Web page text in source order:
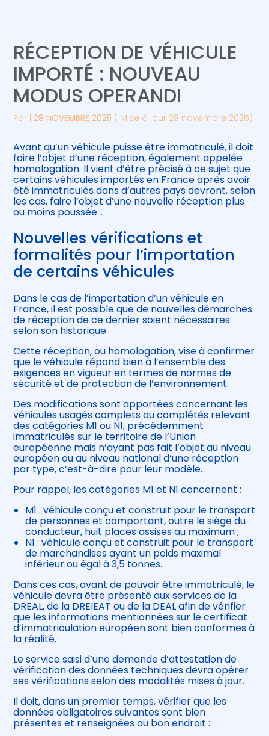
Gérer votre quotidien
Piloter votre entreprise
Développer votre entreprise
Construire votre patrimoine
Être prêt pour la facturation
électronique
Suivre votre comptabilité
Gérer vos ressources humaines
RÉCEPTION DE VÉHICULE
IMPORTÉ : NOUVEAU
MODUS OPERANDI
Par |28 NOVEMBRE 2025 ( Mise à jour 28 novembre 2025)
Avant qu’un véhicule puisse être immatriculé, il doit
faire l’objet d’une réception, également appelée
homologation. Il vient d’être précisé à ce sujet que
certains véhicules importés en France après avoir
été immatriculés dans d’autres pays devront, selon
les cas, faire l’objet d’une nouvelle réception plus
ou moins poussée…
Nouvelles vérifications et
formalités pour l’importation
de certains véhicules
Dans le cas de l’importation d’un véhicule en
France, il est possible que de nouvelles démarches
de réception de ce dernier soient nécessaires
selon son historique.
Cette réception, ou homologation, vise à confirmer
que le véhicule répond bien à l’ensemble des
exigences en vigueur en termes de normes de
sécurité et de protection de l’environnement.
Des modifications sont apportées concernant les
véhicules usagés complets ou complétés relevant
des catégories M1 ou N1, précédemment
immatriculés sur le territoire de l’Union
européenne mais n’ayant pas fait l’objet au niveau
européen ou au niveau national d’une réception
par type, c’est-à-dire pour leur modèle.
Pour rappel, les catégories M1 et N1 concernent :
M1 : véhicule conçu et construit pour le transport
de personnes et comportant, outre le siège du
conducteur, huit places assises au maximum ;
N1 : véhicule conçu et construit pour le transport
de marchandises ayant un poids maximal
inférieur ou égal à 3,5 tonnes.
Dans ces cas, avant de pouvoir être immatriculé, le
véhicule devra être présenté aux services de la
DREAL, de la DREIEAT ou de la DEAL afin de vérifier
que les informations mentionnées sur le certificat
d’immatriculation européen sont bien conformes à
la réalité.
Le service saisi d’une demande d’attestation de
vérification des données techniques devra opérer
ses vérifications selon des modalités mises à jour.
Il doit, dans un premier temps, vérifier que les
données obligatoires suivantes sont bien
présentes et renseignées au bon endroit :